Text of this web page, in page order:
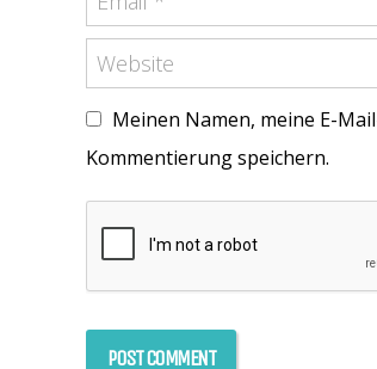
Meinen Namen, meine E-
Kommentierung speichern.